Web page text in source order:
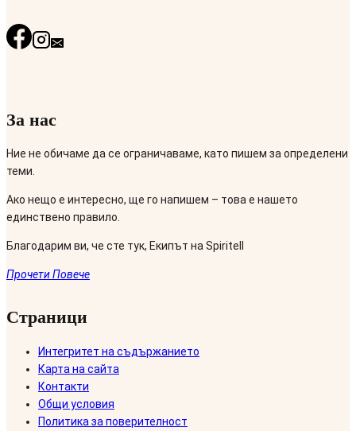
За нас
Ние не обичаме да се ограничаваме, като пишем за определени
теми.
Ако нещо е интересно, ще го напишем – това е нашето
единствено правило.
Благодарим ви, че сте тук, Екипът на Spiritell
Прочети Повече
Страници
Интегритет на съдържанието
Карта на сайта
Контакти
Общи условия
Политика за поверителност